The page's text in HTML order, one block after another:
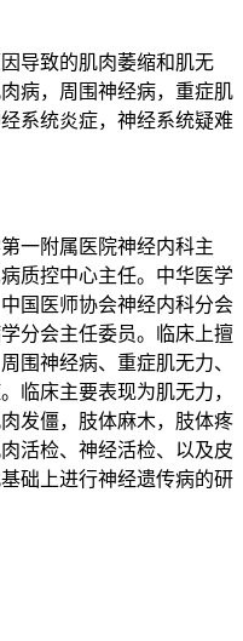
导致的肌肉萎缩和肌无
病，周围神经病，重症肌
系统炎症，神经系统疑难
一附属医院神经内科主
质控中心主任。中华医学
国医师协会神经内科分会
分会主任委员。临床上擅
围神经病、重症肌无力、
临床主要表现为肌无力，
发僵，肢体麻木，肢体疼
活检、神经活检、以及皮
础上进行神经遗传病的研